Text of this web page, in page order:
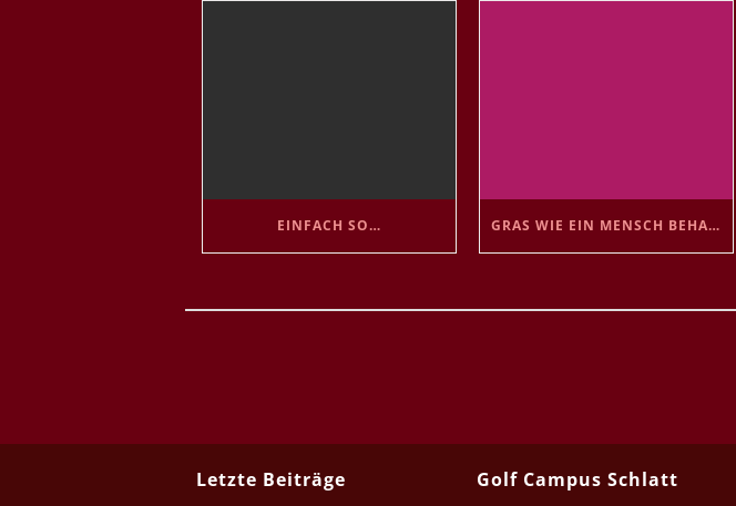
EINFACH SO… GRAS WIE EIN MENSCH BEHANDELN 😘
Letzte Beiträge Golf Campus Schlatt